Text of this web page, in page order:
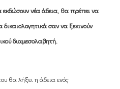
εκδώσουν νέα άδεια, θα πρέπει να
σαν να ξεκινούν
διαμεσολαβητή.
θα λήξει η άδεια ενός